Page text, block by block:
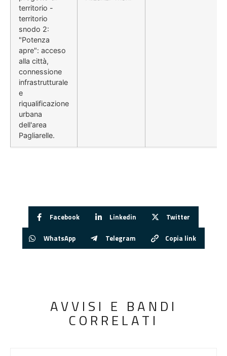
territorio -
territorio
snodo 2:
"Potenza
apre": acceso
alla città,
connessione
infrastrutturale
e
riqualificazione
urbana
dell'area
Pagliarelle.
Facebook Linkedin Twitter
WhatsApp Telegram Copia link
AVVISI E BANDI
CORRELATI